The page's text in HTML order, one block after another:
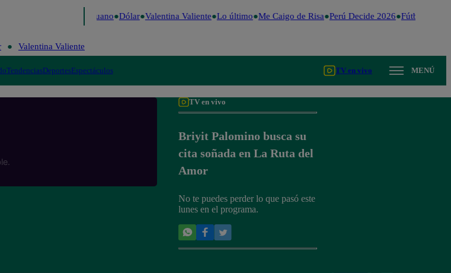
Fútbol peruano Dólar Valentina Valiente Lo último Me Caigo de Risa Perú Decide 2026 Fútbol
Valentina Valiente
TendenciasDeportesEspectáculos TV en vivo MENÚ
TV en vivo
Briyit Palomino busca su
cita soñada en La Ruta del
Amor
No te puedes perder lo que pasó este
lunes en el programa.